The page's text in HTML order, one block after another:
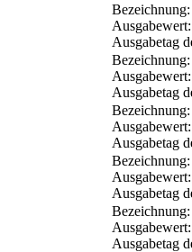
Bezeichnung:
Ausgabetag
Bezeichnung:
Ausgabetag
Bezeichnung:
Ausgabetag
Bezeichnung:
Ausgabetag
Bezeichnung:
Ausgabetag